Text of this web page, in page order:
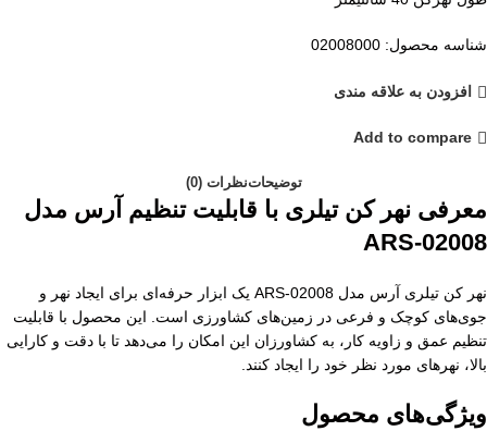
شناسه محصول: 02008000
افزودن به علاقه مندی
Add to compare
توضیحاتنظرات (0)
معرفی نهر کن تیلری با قابلیت تنظیم آرس مدل
ARS-02008
نهر کن تیلری آرس مدل ARS-02008 یک ابزار حرفه‌ای برای ایجاد نهر و
جوی‌های کوچک و فرعی در زمین‌های کشاورزی است. این محصول با قابلیت
تنظیم عمق و زاویه کار، به کشاورزان این امکان را می‌دهد تا با دقت و کارایی
بالا، نهرهای مورد نظر خود را ایجاد کنند.
ویژگی‌های محصول